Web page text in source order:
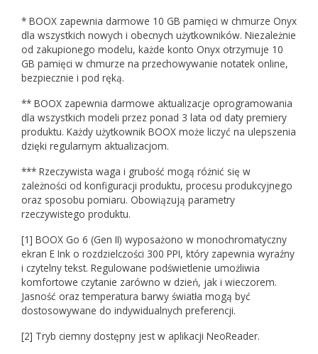
* BOOX zapewnia darmowe 10 GB pamięci w chmurze Onyx
dla wszystkich nowych i obecnych użytkowników. Niezależnie
od zakupionego modelu, każde konto Onyx otrzymuje 10
GB pamięci w chmurze na przechowywanie notatek online,
bezpiecznie i pod ręką.
** BOOX zapewnia darmowe aktualizacje oprogramowania
dla wszystkich modeli przez ponad 3 lata od daty premiery
produktu. Każdy użytkownik BOOX może liczyć na ulepszenia
dzięki regularnym aktualizacjom.
*** Rzeczywista waga i grubość mogą różnić się w
zależności od konfiguracji produktu, procesu produkcyjnego
oraz sposobu pomiaru. Obowiązują parametry
rzeczywistego produktu.
[1] BOOX Go 6 (Gen II) wyposażono w monochromatyczny
ekran E Ink o rozdzielczości 300 PPI, który zapewnia wyraźny
i czytelny tekst. Regulowane podświetlenie umożliwia
komfortowe czytanie zarówno w dzień, jak i wieczorem.
Jasność oraz temperatura barwy światła mogą być
dostosowywane do indywidualnych preferencji.
[2] Tryb ciemny dostępny jest w aplikacji NeoReader.